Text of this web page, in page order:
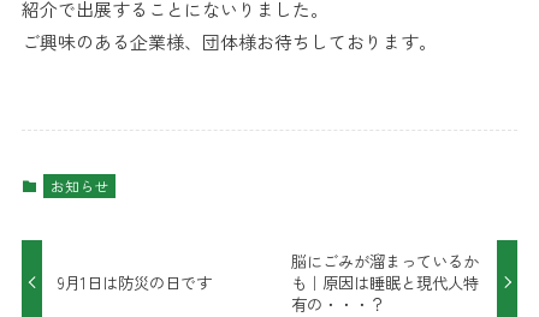
紹介で出展することにないりました。
ご興味のある企業様、団体様お待ちしております。
お知らせ
9月1日は防災の日です
脳にごみが溜まっているか
も｜原因は睡眠と現代人特
有の・・・？